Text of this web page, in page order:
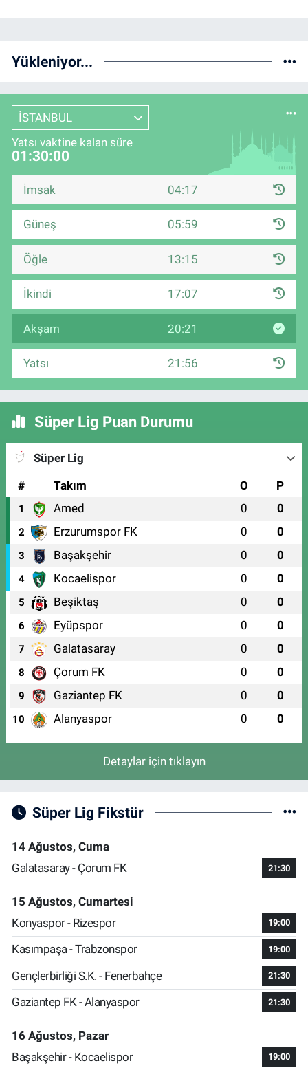
Yükleniyor...
İSTANBUL
Yatsı vaktine kalan süre
01:29:59
İmsak 04:17
Güneş 05:59
Öğle 13:15
İkindi 17:07
Akşam 20:21
Yatsı 21:56
Süper Lig Puan Durumu
Süper Lig
#
Takım O P
1 Amed 0 0
2 Erzurumspor FK 0 0
3 Başakşehir 0 0
4 Kocaelispor 0 0
5 Beşiktaş 0 0
6 Eyüpspor 0 0
7 Galatasaray 0 0
8 Çorum FK 0 0
9 Gaziantep FK 0 0
10 Alanyaspor 0 0
Detaylar için tıklayın
Süper Lig Fikstür
14 Ağustos, Cuma
Galatasaray - Çorum FK
21:30
15 Ağustos, Cumartesi
Konyaspor - Rizespor
19:00
Kasımpaşa - Trabzonspor 19:00
Gençlerbirliği S.K. - Fenerbahçe 21:30
Gaziantep FK - Alanyaspor 21:30
16 Ağustos, Pazar
Başakşehir - Kocaelispor
19:00